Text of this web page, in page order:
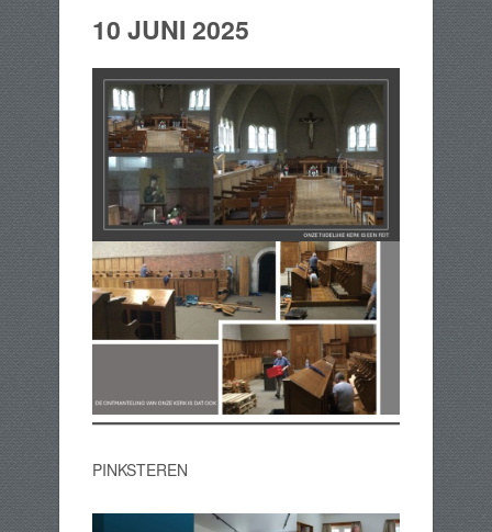
10 JUNI 2025
PINKSTEREN